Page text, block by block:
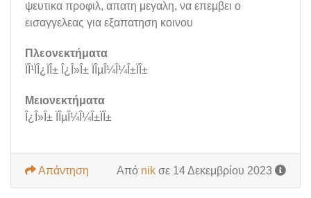
ψευτικα προφιλ, απατη μεγαλη, να επεμβει ο
εισαγγελεας για εξαπατηση κοινου
Πλεονεκτήματα
ÏÎ¹ÏÎ¿ÏÎ± Î¿Î»Î± ÏÎµÎ¼Î¼Î±ÏÎ±
Μειονεκτήματα
Î¿Î»Î± ÏÎµÎ¼Î¼Î±ÏÎ±
Από nik σε 14 Δεκεμβρίου 2023
Απάντηση